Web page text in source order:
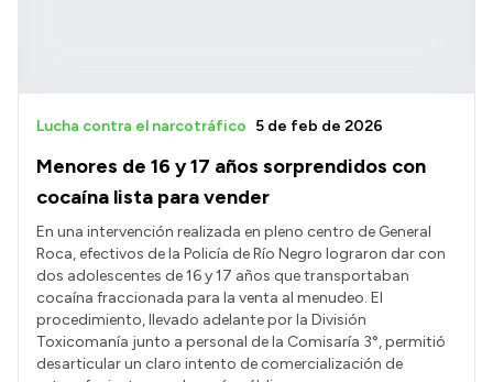
Menores de 16 y 17 años sorprendidos con
cocaína lista para vender
Lucha contra el narcotráfico 5 de feb de 2026
En una intervención realizada en pleno centro de General
Roca, efectivos de la Policía de Río Negro lograron dar con
dos adolescentes de 16 y 17 años que transportaban
cocaína fraccionada para la venta al menudeo. El
procedimiento, llevado adelante por la División
Toxicomanía junto a personal de la Comisaría 3°, permitió
desarticular un claro intento de comercialización de